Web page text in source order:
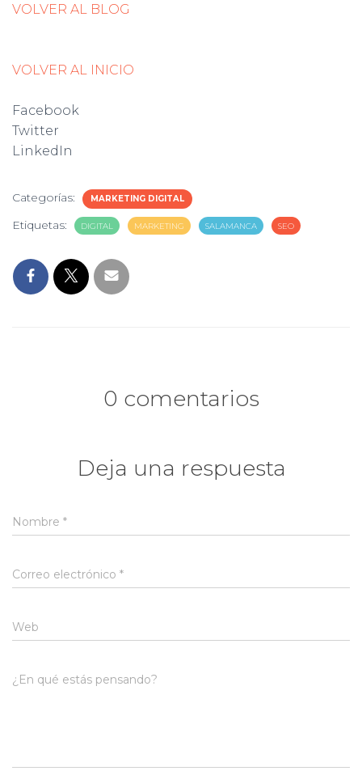
VOLVER AL BLOG
VOLVER AL INICIO
Facebook
Twitter
LinkedIn
Categorías: MARKETING DIGITAL
Etiquetas: DIGITAL MARKETING SALAMANCA SEO
0 comentarios
Deja una respuesta
Nombre *
Correo electrónico *
Web
¿En qué estás pensando?